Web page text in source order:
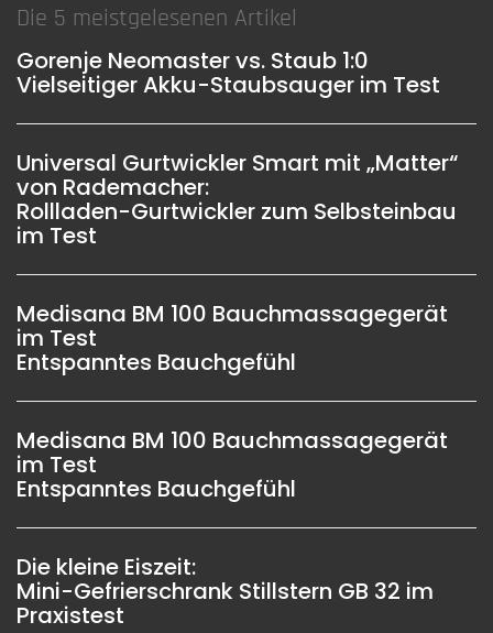
Die 5 meistgelesenen Artikel
Gorenje Neomaster vs. Staub 1:0
Vielseitiger Akku-Staubsauger im Test
Universal Gurtwickler Smart mit „Matter“
von Rademacher:
Rollladen-Gurtwickler zum Selbsteinbau
im Test
Medisana BM 100 Bauchmassagegerät
im Test
Entspanntes Bauchgefühl
Medisana BM 100 Bauchmassagegerät
im Test
Entspanntes Bauchgefühl
Die kleine Eiszeit:
Mini-Gefrierschrank Stillstern GB 32 im
Praxistest